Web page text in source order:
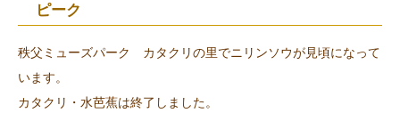
ピーク
秩父ミューズパーク カタクリの里でニリンソウが見頃になって
います。
カタクリ・水芭蕉は終了しました。